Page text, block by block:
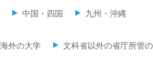
中国・四国 九州・沖縄
海外の大学 文科省以外の省庁所管